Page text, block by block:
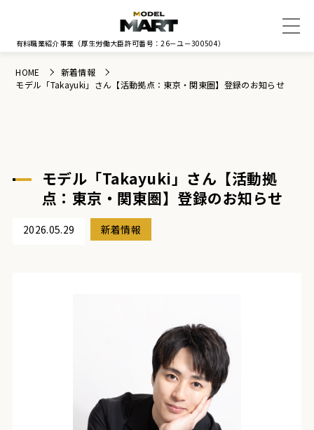
有料職業紹介事業 （厚生労働大臣許可番号：26－ユ－300504）
HOME
新着情報
モデル「Takayuki」さん【活動拠点：東京・関東圏】登録のお知らせ
モデル「Takayuki」さん【活動拠
点：東京・関東圏】登録のお知らせ
2026.05.29 新着情報